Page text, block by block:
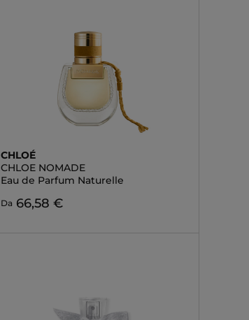
CHLOÉ
CHLOE NOMADE
Eau de Parfum Naturelle
Da 66,58 €